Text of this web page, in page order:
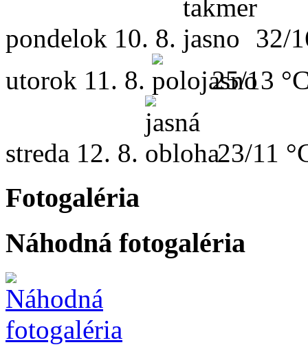
pondelok 10. 8.
32/
utorok 11. 8. 25/13
streda 12. 8. 23/11
Fotogaléria
Náhodná fotogaléria